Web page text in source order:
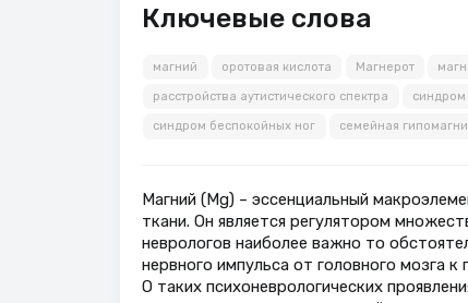
Ключевые слова
магний оротовая кислота Магнерот
расстройства аутистического спектра синдром
синдром беспокойных ног cемейная
Магний (Mg) – эссенциальный
ткани. Он является регулятором
неврологов наиболее важно то
нервного импульса от головного мозга
О таких психоневрологических